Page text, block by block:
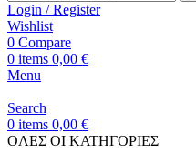
Login / Register
Wishlist
0 Compare
0 items 0,00 €
Menu
Search
0 items 0,00 €
OΛΕΣ ΟΙ ΚΑΤΗΓΟΡΙΕΣ